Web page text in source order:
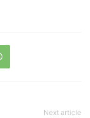
Next article